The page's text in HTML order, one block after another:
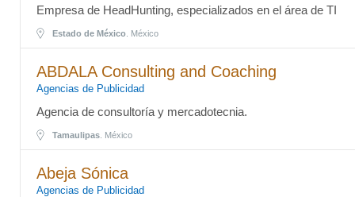
Empresa de HeadHunting, especializados en el área de TI
Estado de México . México
ABDALA Consulting and Coaching
Agencias de Publicidad
Agencia de consultoría y mercadotecnia.
Tamaulipas . México
Abeja Sónica
Agencias de Publicidad